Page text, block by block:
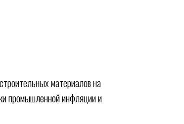
материалов на
промышленной инфляции и